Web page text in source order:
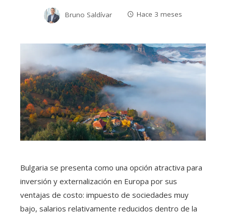
Bruno Saldívar Hace 3 meses
Bulgaria se presenta como una opción atractiva para
inversión y externalización en Europa por sus
ventajas de costo: impuesto de sociedades muy
bajo, salarios relativamente reducidos dentro de la